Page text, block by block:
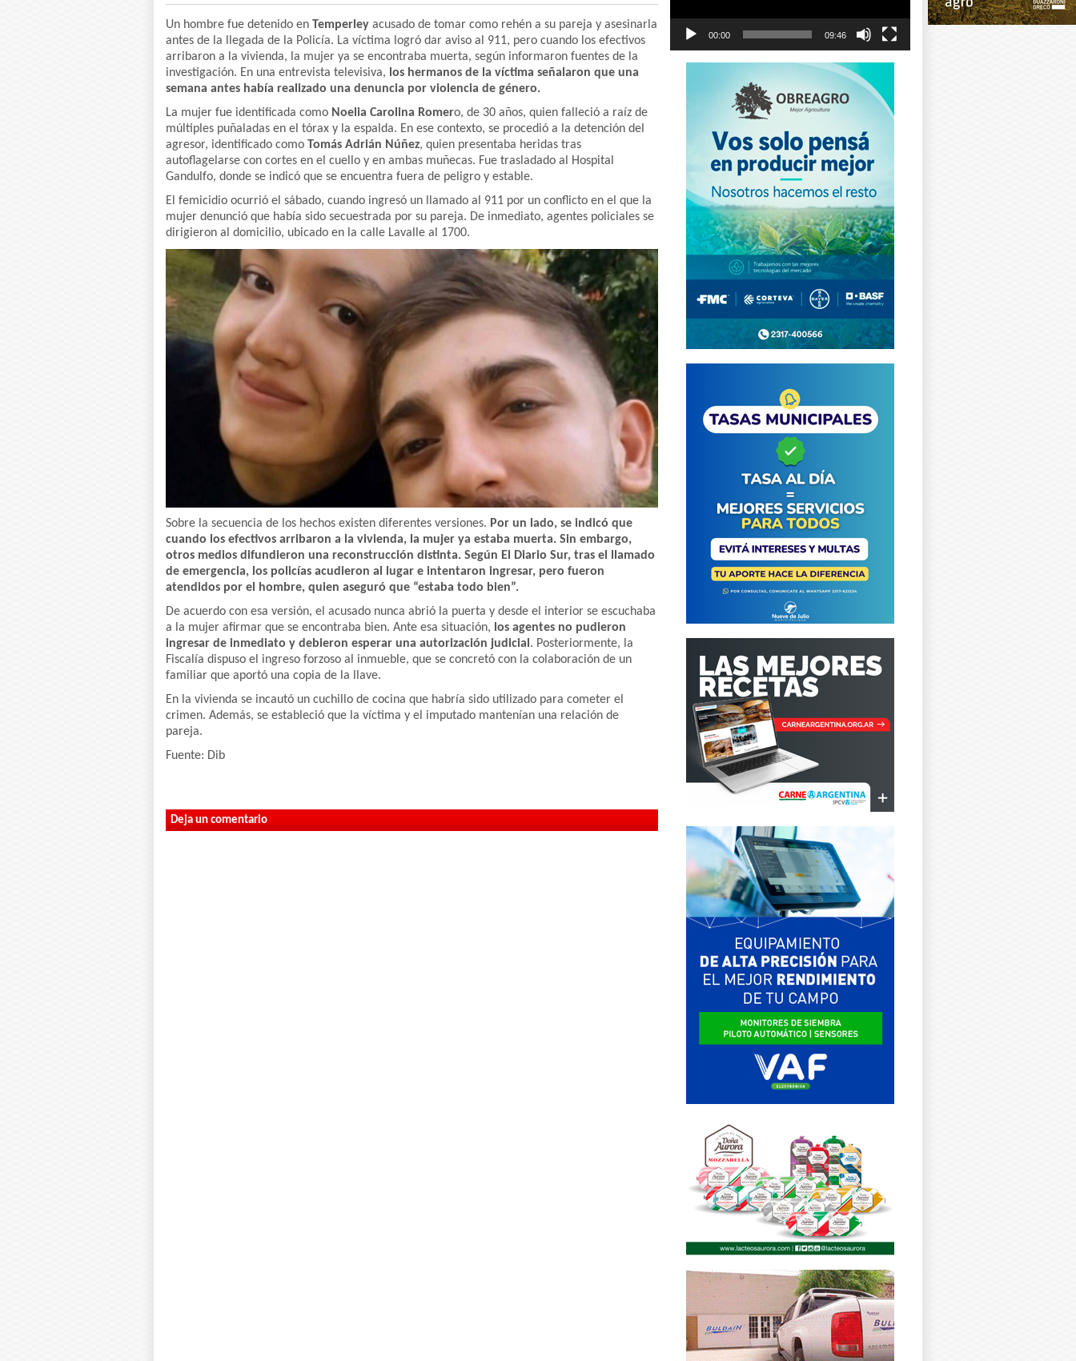
Un hombre fue detenido en Temperley acusado de tomar como rehén a su pareja y asesinarla
antes de la llegada de la Policía. La víctima logró dar aviso al 911, pero cuando los efectivos
arribaron a la vivienda, la mujer ya se encontraba muerta, según informaron fuentes de la
investigación. En una entrevista televisiva, los hermanos de la víctima señalaron que una
semana antes había realizado una denuncia por violencia de género.
La mujer fue identificada como Noelia Carolina Romero, de 30 años, quien falleció a raíz de
múltiples puñaladas en el tórax y la espalda. En ese contexto, se procedió a la detención del
agresor, identificado como Tomás Adrián Núñez, quien presentaba heridas tras
autoflagelarse con cortes en el cuello y en ambas muñecas. Fue trasladado al Hospital
Gandulfo, donde se indicó que se encuentra fuera de peligro y estable.
El femicidio ocurrió el sábado, cuando ingresó un llamado al 911 por un conflicto en el que la
mujer denunció que había sido secuestrada por su pareja. De inmediato, agentes policiales se
dirigieron al domicilio, ubicado en la calle Lavalle al 1700.
Sobre la secuencia de los hechos existen diferentes versiones. Por un lado, se indicó que
cuando los efectivos arribaron a la vivienda, la mujer ya estaba muerta. Sin embargo,
otros medios difundieron una reconstrucción distinta. Según El Diario Sur, tras el llamado
de emergencia, los policías acudieron al lugar e intentaron ingresar, pero fueron
atendidos por el hombre, quien aseguró que “estaba todo bien”.
De acuerdo con esa versión, el acusado nunca abrió la puerta y desde el interior se escuchaba
a la mujer afirmar que se encontraba bien. Ante esa situación, los agentes no pudieron
ingresar de inmediato y debieron esperar una autorización judicial . Posteriormente, la
Fiscalía dispuso el ingreso forzoso al inmueble, que se concretó con la colaboración de un
familiar que aportó una copia de la llave.
En la vivienda se incautó un cuchillo de cocina que habría sido utilizado para cometer el
crimen. Además, se estableció que la víctima y el imputado mantenían una relación de
pareja.
Fuente: Dib
Deja un comentario
00:00 09:46